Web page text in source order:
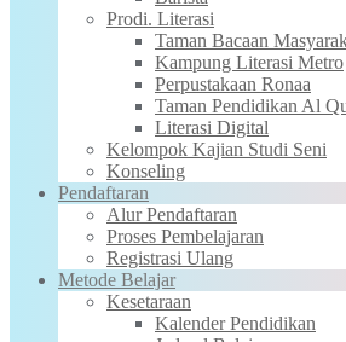
Prodi. Literasi
Taman Bacaan
Kampung Literasi Metro
Perpustakaan Ronaa
Taman Pendidikan Al
Literasi Digital
Kelompok Kajian Studi Seni
Konseling
Pendaftaran
Alur Pendaftaran
Proses Pembelajaran
Registrasi Ulang
Metode Belajar
Kesetaraan
Kalender Pendidikan